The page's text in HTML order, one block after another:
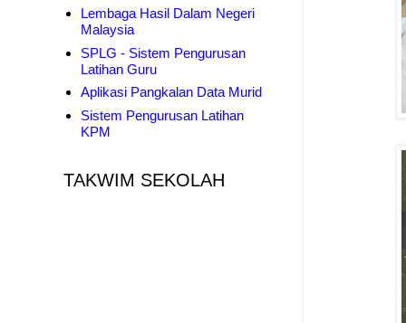
Lembaga Hasil Dalam Negeri
Malaysia
SPLG - Sistem Pengurusan
Latihan Guru
Aplikasi Pangkalan Data Murid
Sistem Pengurusan Latihan
KPM
TAKWIM SEKOLAH